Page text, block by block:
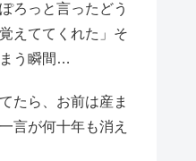
ろっと言ったどう
えててくれた」そ
う瞬間…
たら、お前は産ま
言が何十年も消え